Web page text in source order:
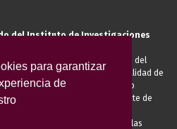
para garantizar
de
del Instituto de Investigaciones
de la UNAM, es responsable del
para el registro de usted en calidad de
académica, conferencista o
visitante, proveedor o cliente de
exigidas legalmente o por las